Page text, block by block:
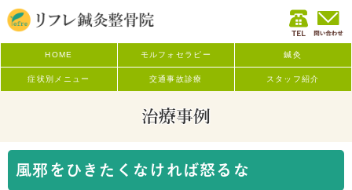
HOME モルフォセラピー 鍼灸
症状別メニュー 交通事故診療 スタッフ紹介
治療事例
風邪をひきたくなければ怒るな